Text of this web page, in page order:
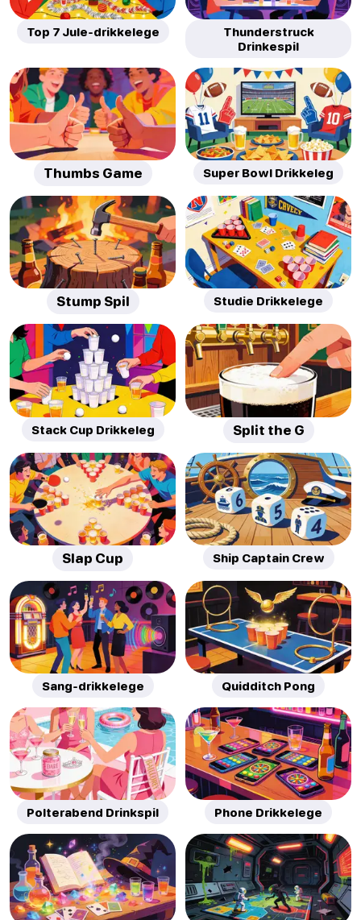
Top 7 Jule-drikkelege
Thunderstruck
Drinkespil
Thumbs Game Super Bowl Drikkeleg
Stump Spil Studie Drikkelege
Stack Cup Drikkeleg Split the G
Slap Cup Ship Captain Crew
Sang-drikkelege Quidditch Pong
Polterabend Drinkspil Phone Drikkelege